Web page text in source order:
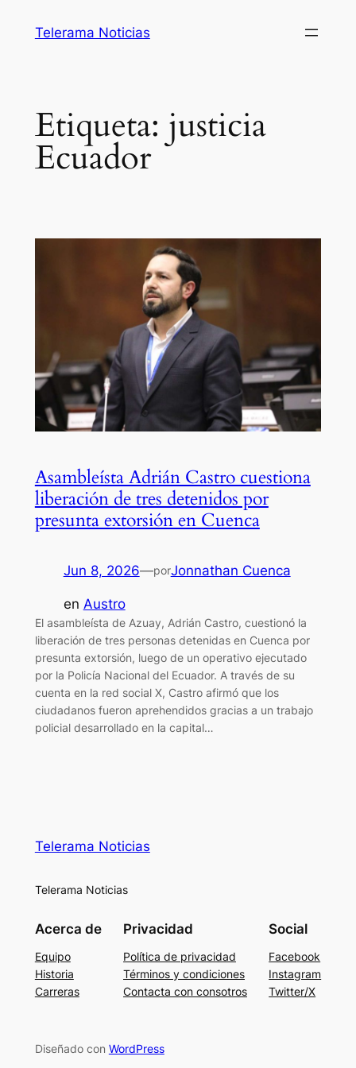
Telerama Noticias
Etiqueta: justicia
Ecuador
Asambleísta Adrián Castro cuestiona
liberación de tres detenidos por
presunta extorsión en Cuenca
Jun 8, 2026—porJonnathan Cuenca
en Austro
El asambleísta de Azuay, Adrián Castro, cuestionó la
liberación de tres personas detenidas en Cuenca por
presunta extorsión, luego de un operativo ejecutado
por la Policía Nacional del Ecuador. A través de su
cuenta en la red social X, Castro afirmó que los
ciudadanos fueron aprehendidos gracias a un trabajo
policial desarrollado en la capital…
Telerama Noticias
Telerama Noticias
Acerca de
Equipo
Historia
Carreras
Privacidad
Política de privacidad
Términos y condiciones
Contacta con consotros
Social
Facebook
Instagram
Twitter/X
Diseñado con WordPress